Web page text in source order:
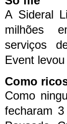
A Sideral
milhões
serviços
Event
Como
Como
fecharam